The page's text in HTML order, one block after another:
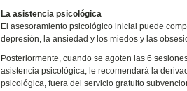
La asistencia psicológica
El asesoramiento psicológico inicial puede
depresión, la ansiedad y los miedos y las
Posteriormente, cuando se agoten las 6
asistencia psicológica, le recomendará la
psicológica, fuera del servicio gratuito